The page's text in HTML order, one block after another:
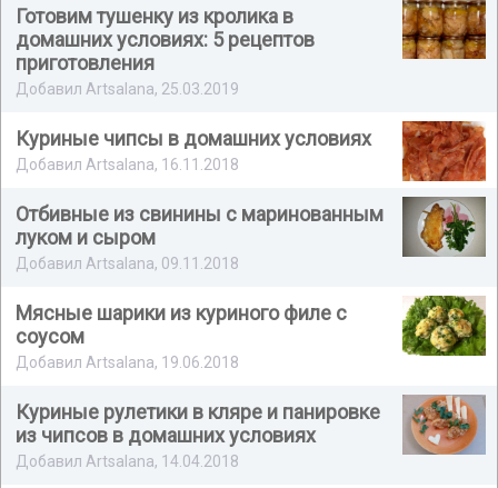
Готовим тушенку из кролика в
домашних условиях: 5 рецептов
приготовления
Добавил Artsalana, 25.03.2019
Куриные чипсы в домашних условиях
Добавил Artsalana, 16.11.2018
Отбивные из свинины с маринованным
луком и сыром
Добавил Artsalana, 09.11.2018
Мясные шарики из куриного филе с
соусом
Добавил Artsalana, 19.06.2018
Куриные рулетики в кляре и панировке
из чипсов в домашних условиях
Добавил Artsalana, 14.04.2018